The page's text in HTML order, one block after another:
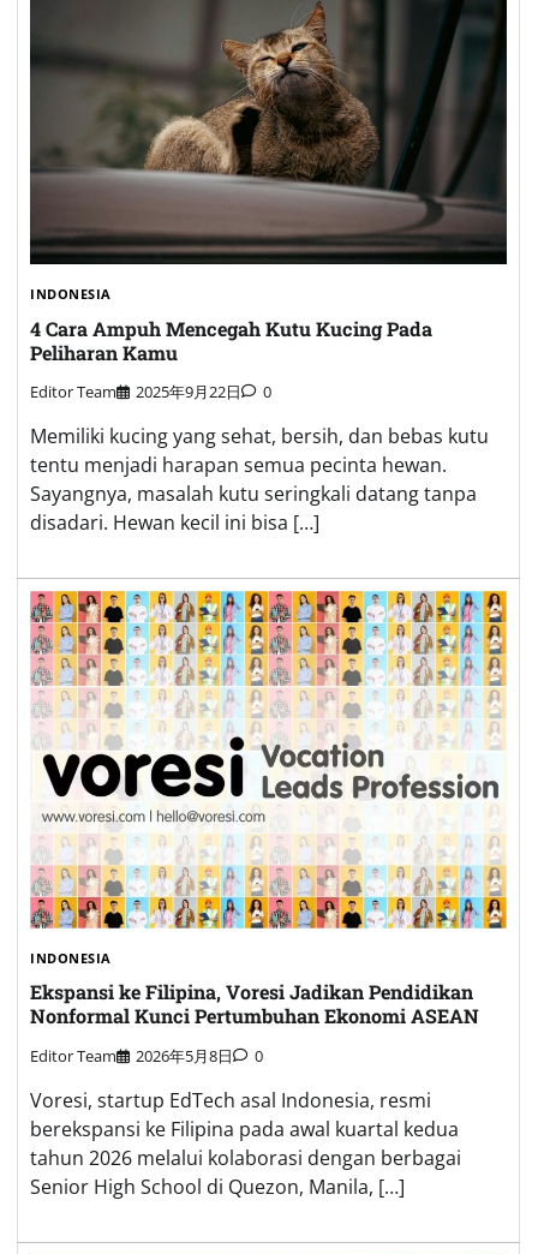
INDONESIA
4 Cara Ampuh Mencegah Kutu Kucing Pada
Peliharan Kamu
Editor Team 2025年9月22日 0
Memiliki kucing yang sehat, bersih, dan bebas kutu
tentu menjadi harapan semua pecinta hewan.
Sayangnya, masalah kutu seringkali datang tanpa
disadari. Hewan kecil ini bisa […]
INDONESIA
Ekspansi ke Filipina, Voresi Jadikan Pendidikan
Nonformal Kunci Pertumbuhan Ekonomi ASEAN
Editor Team 2026年5月8日 0
Voresi, startup EdTech asal Indonesia, resmi
berekspansi ke Filipina pada awal kuartal kedua
tahun 2026 melalui kolaborasi dengan berbagai
Senior High School di Quezon, Manila, […]